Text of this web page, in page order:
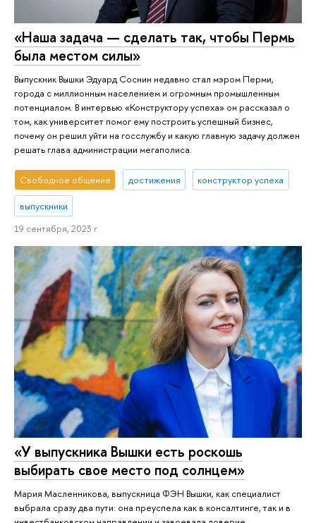
«Наша задача — сделать так, чтобы Пермь
была местом силы»
Выпускник Вышки Эдуард Соснин недавно стал мэром Перми,
города с миллионным населением и огромным промышленным
потенциалом. В интервью «Конструктору успеха» он рассказал о
том, как университет помог ему построить успешный бизнес,
почему он решил уйти на госслужбу и какую главную задачу должен
решать глава администрации мегаполиса.
Свободное общение достижения конструктор успеха
выпускники
19 сентября, 2023 г.
«У выпускника Вышки есть роскошь
выбирать свое место под солнцем»
Мария Масленникова, выпускница ФЭН Вышки, как специалист
выбрала сразу два пути: она преуспела как в консалтинге, так и в